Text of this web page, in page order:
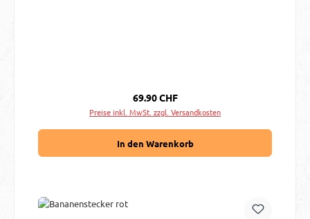
Regulärer Preis:
69.90 CHF
Preise inkl. MwSt. zzgl. Versandkosten
In den Warenkorb